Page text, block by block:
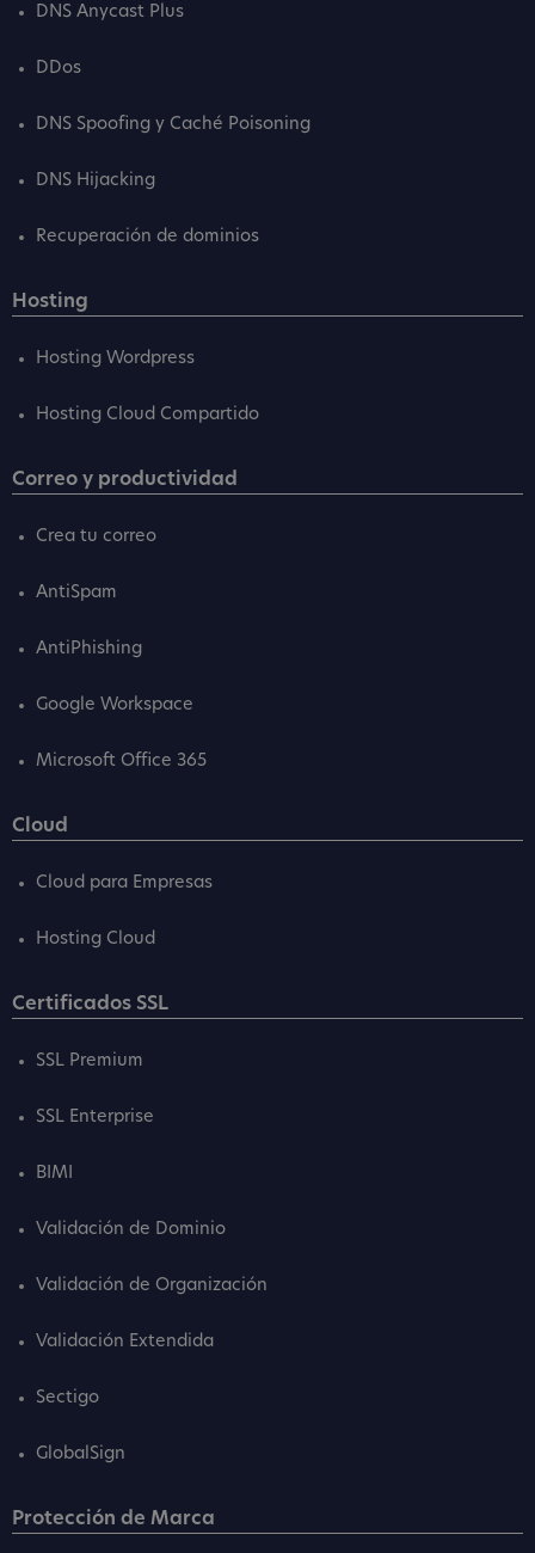
DNS Anycast Plus
DDos
DNS Spoofing y Caché Poisoning
DNS Hijacking
Recuperación de dominios
Hosting
Hosting Wordpress
Hosting Cloud Compartido
Correo y productividad
Crea tu correo
AntiSpam
AntiPhishing
Google Workspace
Microsoft Office 365
Cloud
Cloud para Empresas
Hosting Cloud
Certificados SSL
SSL Premium
SSL Enterprise
BIMI
Validación de Dominio
Validación de Organización
Validación Extendida
Sectigo
GlobalSign
Protección de Marca